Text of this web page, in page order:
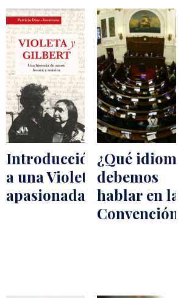
Introducción
a una Violeta
apasionada
¿Qué idioma
debemos
hablar en la
Convención?